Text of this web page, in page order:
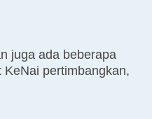
juga ada beberapa
pertimbangkan,